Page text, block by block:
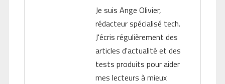
Je suis Ange Olivier,
rédacteur spécialisé tech.
J'écris régulièrement des
articles d'actualité et des
tests produits pour aider
mes lecteurs à mieux